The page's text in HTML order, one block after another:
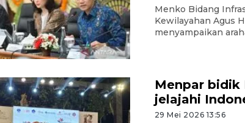
Menko Bidang
Kewilayahan Agus
menyampaikan
Menpar bidik
jelajahi
29 Mei 2026 13:56